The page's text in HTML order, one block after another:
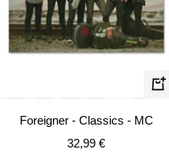
In
Foreigner - Classics - MC
Angebotspreis
32,99 €